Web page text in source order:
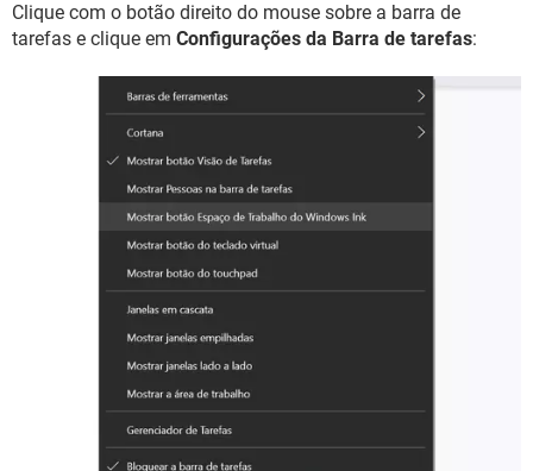
Clique com o botão direito do mouse sobre a barra de
tarefas e clique em Configurações da Barra de tarefas: